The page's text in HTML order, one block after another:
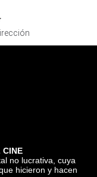
CINE
no lucrativa, cuya
hicieron y hacen